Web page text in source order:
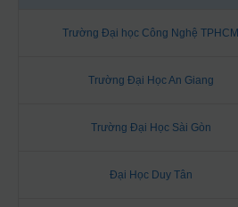
Trường Đại học Công Nghệ TPHCM
Trường Đại Học An Giang
Trường Đại Học Sài Gòn
Đại Học Duy Tân